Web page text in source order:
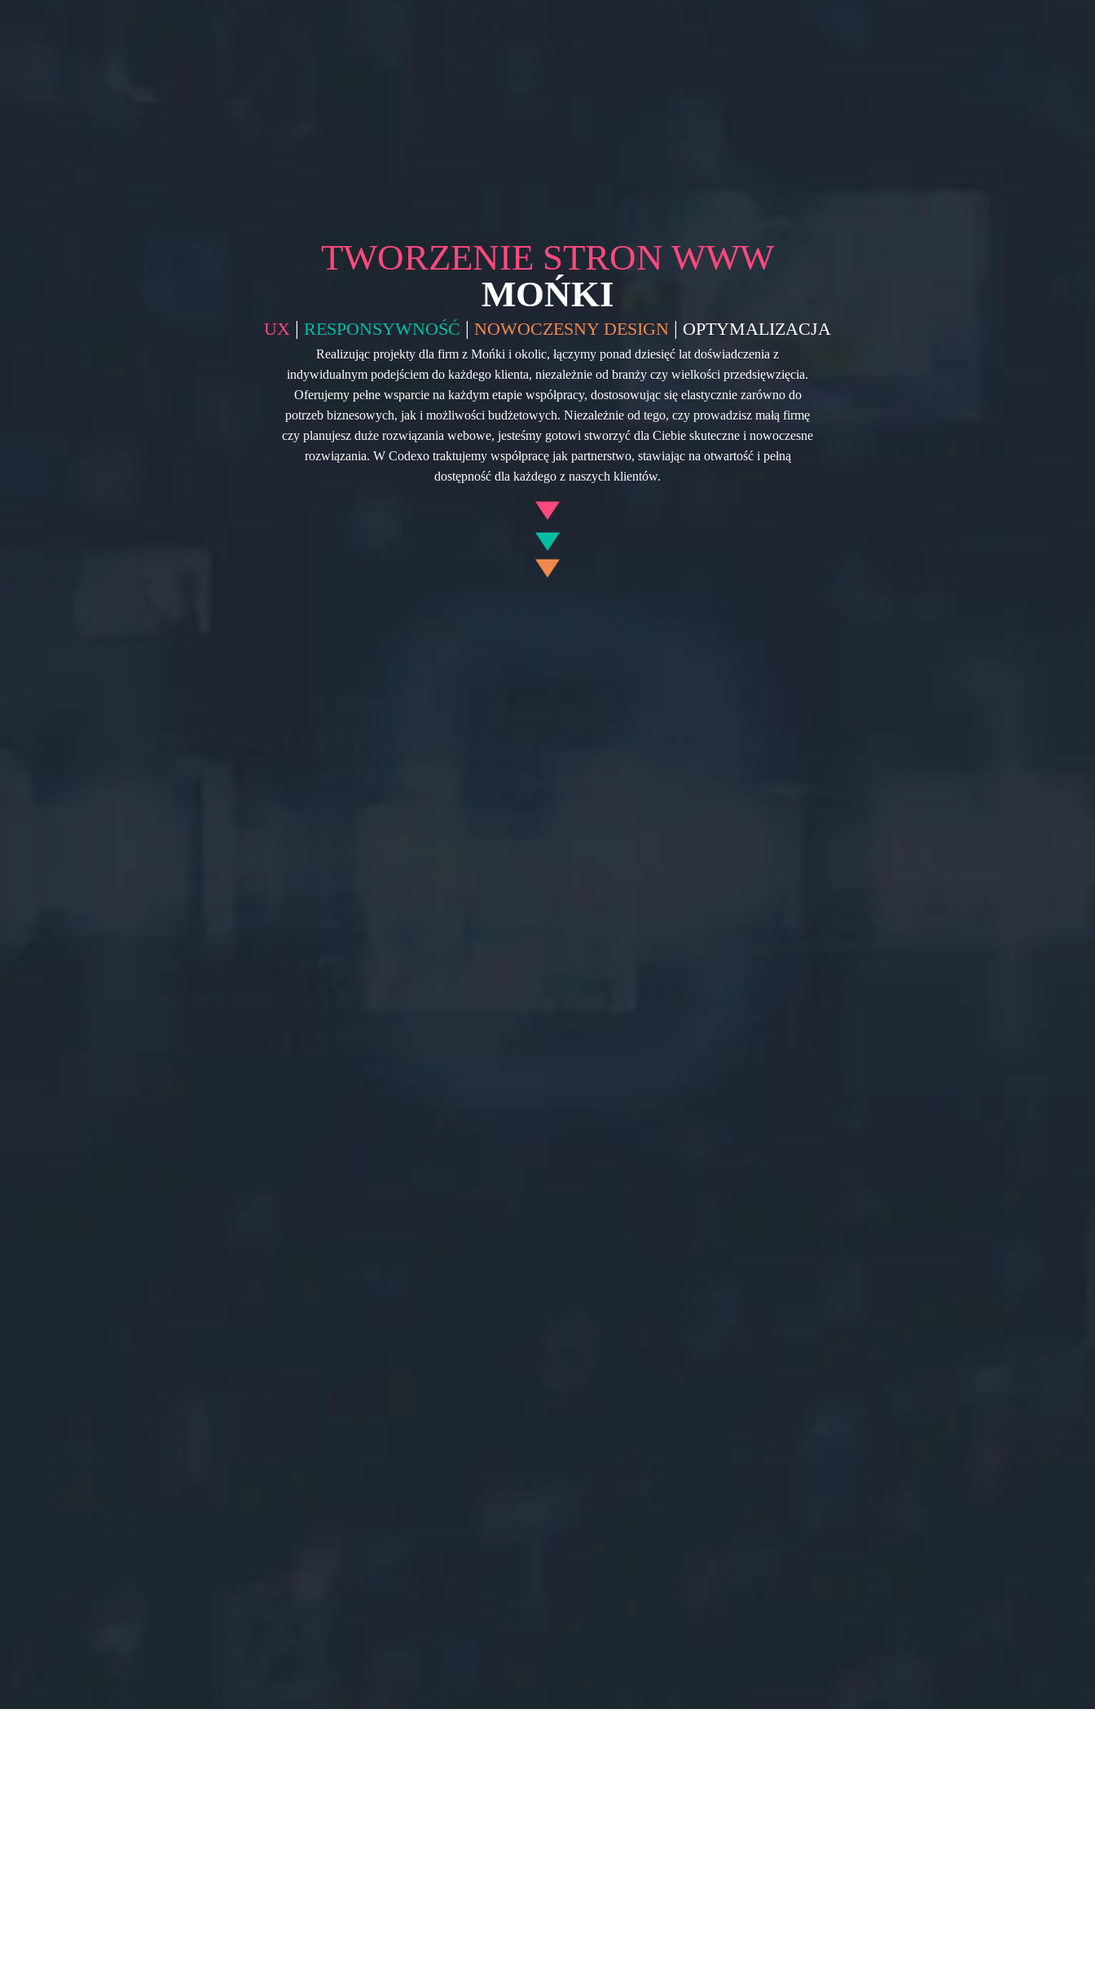
TWORZENIE STRON WWW
MOŃKI
UX | RESPONSYWNOŚĆ | NOWOCZESNY DESIGN | OPTYMALIZACJA
Realizując projekty dla firm z Mońki i okolic, łączymy ponad dziesięć lat doświadczenia z
indywidualnym podejściem do każdego klienta, niezależnie od branży czy wielkości przedsięwzięcia.
Oferujemy pełne wsparcie na każdym etapie współpracy, dostosowując się elastycznie zarówno do
potrzeb biznesowych, jak i możliwości budżetowych. Niezależnie od tego, czy prowadzisz małą firmę
czy planujesz duże rozwiązania webowe, jesteśmy gotowi stworzyć dla Ciebie skuteczne i nowoczesne
rozwiązania. W Codexo traktujemy współpracę jak partnerstwo, stawiając na otwartość i pełną
dostępność dla każdego z naszych klientów.